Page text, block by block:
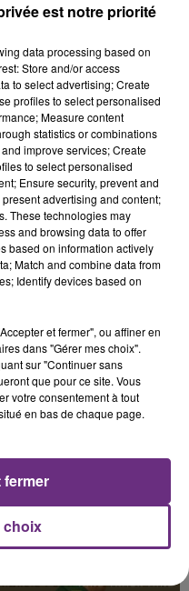
DE CHOOZ
la centrale
Une situation
qui est toujours
REIMS FERME
du centre-ville
est contraint de
est notre priorité
data processing based on
Store and/or access
to select advertising; Create
profiles to select personalised
Measure content
statistics or combinations
improve services; Create
to select personalised
Ensure security, prevent and
advertising and content;
These technologies may
and browsing data to offer
based on information actively
Match and combine data from
Identify devices based on
et fermer", ou affiner en
dans "Gérer mes choix".
sur "Continuer sans
que pour ce site. Vous
votre consentement à tout
en bas de chaque page.
choix